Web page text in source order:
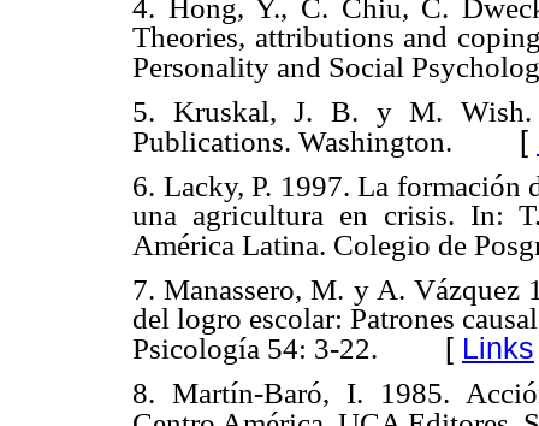
4. Hong, Y., C. Chiu, C.
Theories, attributions and
Personality and Social
5. Kruskal, J. B. y M. Wish.
Publications. Washington. [
6. Lacky, P. 1997. La formación
una agricultura en crisis. In:
América Latina. Colegio de
7. Manassero, M. y A. Vázquez
del logro escolar: Patrones
Psicología 54: 3-22. [ Links
8. Martín-Baró, I. 1985.